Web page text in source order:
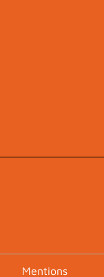
Footer
Mentions